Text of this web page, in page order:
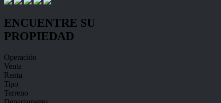
ENCUENTRE SU
PROPIEDAD
Operación
Venta
Renta
Tipo
Terreno